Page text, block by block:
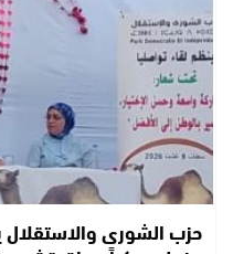
حزب الشورى